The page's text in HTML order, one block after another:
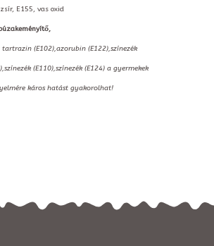
E155, vas oxid
(E102),azorubin (E122),színezék
(E110),színezék (E124) a gyermekek
káros hatást gyakorolhat!